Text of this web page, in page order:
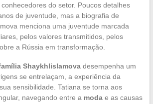
do setor. Poucos detalhes
de juventude, mas a biografia de
menciona uma juventude marcada
pelos valores transmitidos, pelos
a Rússia em transformação.
Shaykhlislamovadesempenha um
se entrelaçam, a experiência da
sensibilidade. Tatiana se torna aos
navegando entre a modae as causas